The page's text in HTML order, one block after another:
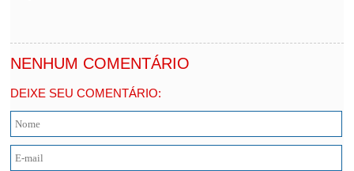
NENHUM COMENTÁRIO
DEIXE SEU COMENTÁRIO: